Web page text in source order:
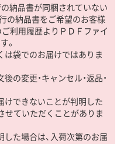
の納品書が同梱されていない
の納品書をご希望のお客様
ご利用履歴よりＰＤＦファイ
。
は袋でのお届けではありま
の変更・キャンセル・返品・
けできないことが判明した
せていただくことがありま
した場合は、入荷次第のお届